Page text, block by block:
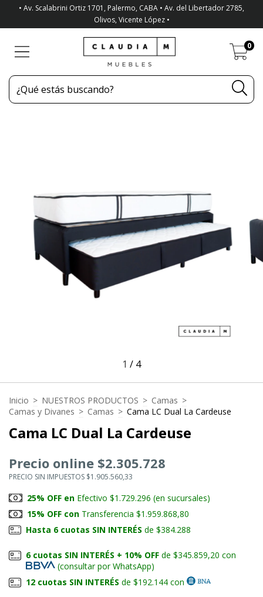
• Av. Scalabrini Ortiz 1701, Palermo, CABA • Av. del Libertador 2785,
Olivos, Vicente López •
0
1 / 4
Inicio > NUESTROS PRODUCTOS > Camas >
Camas y Divanes > Camas > Cama LC Dual La Cardeuse
Cama LC Dual La Cardeuse
Precio online $2.305.728
PRECIO SIN IMPUESTOS $1.905.560,33
25% OFF en Efectivo $1.729.296 (en sucursales)
15% OFF con Transferencia $1.959.868,80
Hasta 6 cuotas SIN INTERÉS de $384.288
6 cuotas SIN INTERÉS + 10% OFFde $345.859,20 con
(consultar por WhatsApp)
12 cuotas SIN INTERÉS de $192.144 con